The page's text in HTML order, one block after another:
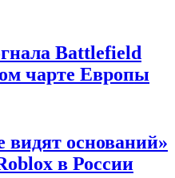
Battlefield
чарте Европы
видят оснований»
в России